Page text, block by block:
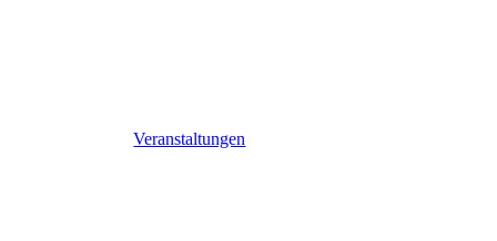
Veranstaltungen